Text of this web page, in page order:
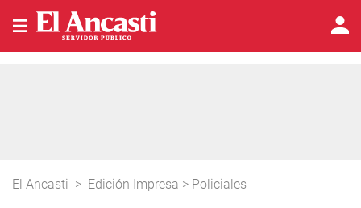
El Ancasti > Edición Impresa > Policiales